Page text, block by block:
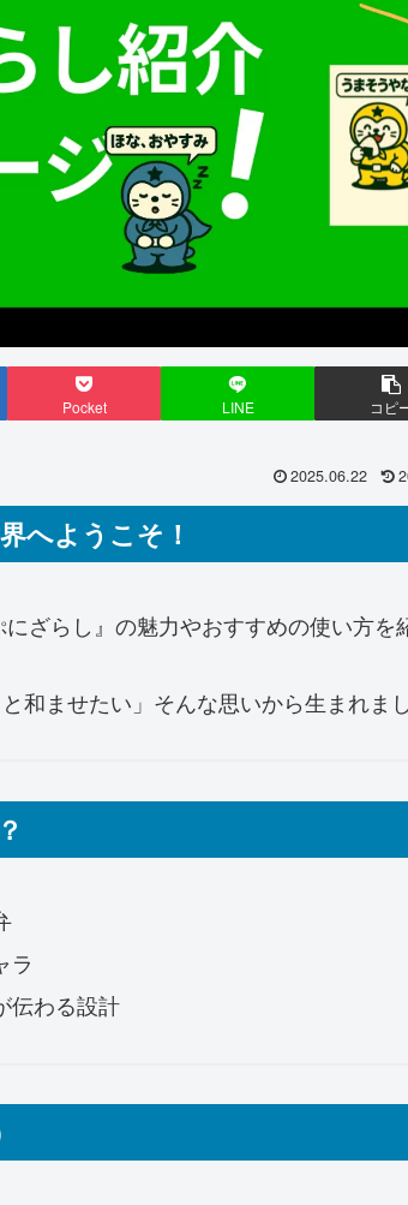
Pocket LINE コピ
2025.06.22
へようこそ！
ざらし』の魅力やおすすめの使い方を
和ませたい」そんな思いから生まれま
ラ
伝わる設計